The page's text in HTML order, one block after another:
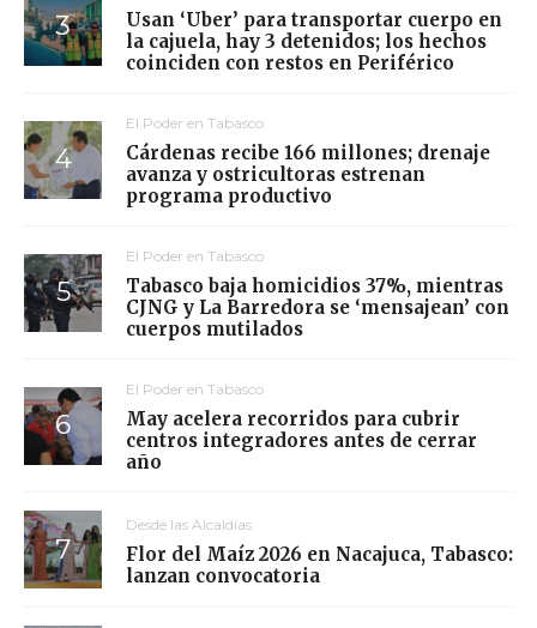
Usan ‘Uber’ para transportar cuerpo en
la cajuela, hay 3 detenidos; los hechos
coinciden con restos en Periférico
El Poder en Tabasco
Cárdenas recibe 166 millones; drenaje
avanza y ostricultoras estrenan
programa productivo
El Poder en Tabasco
Tabasco baja homicidios 37%, mientras
CJNG y La Barredora se ‘mensajean’ con
cuerpos mutilados
El Poder en Tabasco
May acelera recorridos para cubrir
centros integradores antes de cerrar
año
Desde las Alcaldías
Flor del Maíz 2026 en Nacajuca, Tabasco:
lanzan convocatoria